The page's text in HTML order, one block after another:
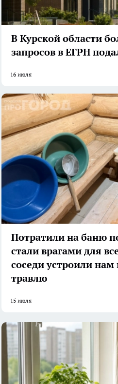
В Курской области
запросов в ЕГРН
16 июля
Потратили на баню
стали врагами для
соседи устроили
травлю
15 июля